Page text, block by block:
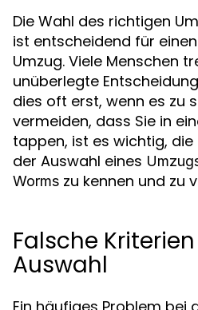
Die Wahl des richtigen
ist entscheidend für
Umzug. Viele Menschen
unüberlegte
dies oft erst, wenn es zu
vermeiden, dass Sie in
tappen, ist es wichtig,
der Auswahl eines
Worms zu kennen und zu
Falsche
Auswahl